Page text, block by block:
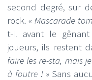
second degré, sur
rock. « Mascarade
t-il avant le
joueurs, ils restent
faire les re-sta, mais
à foutre ! » Sans